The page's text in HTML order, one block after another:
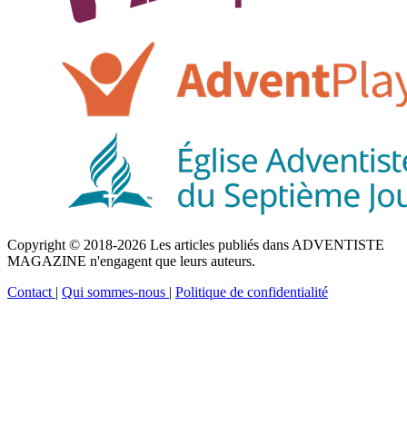
Copyright © 2018-2026 Les articles publiés dans ADVENTISTE
MAGAZINE n'engagent que leurs auteurs.
Contact | Qui sommes-nous | Politique de confidentialité